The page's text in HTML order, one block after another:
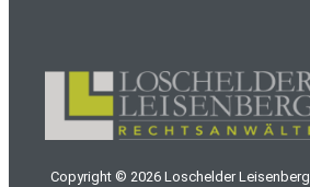
Copyright ©2026 Loschelder Leisenberg